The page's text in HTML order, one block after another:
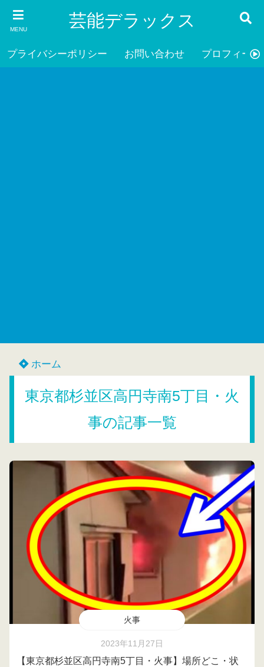
MENU 芸能デラックス
プライバシーポリシー お問い合わせ プロフィール
ホーム
東京都杉並区高円寺南5丁目・火
事の記事一覧
火事
2023年11月27日
【東京都杉並区高円寺南5丁目・火事】場所どこ・状